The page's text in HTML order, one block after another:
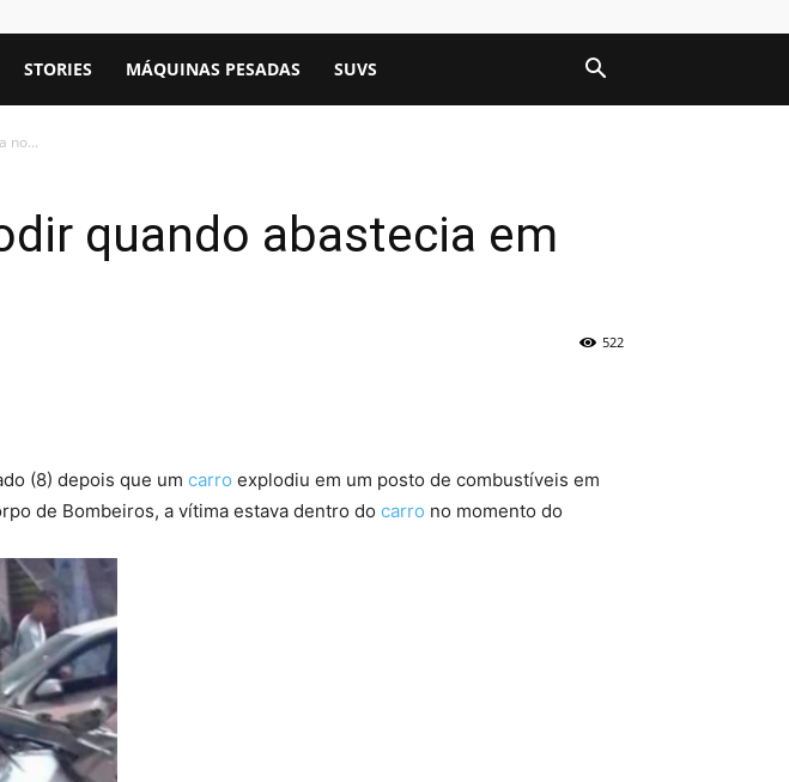
STORIES MÁQUINAS PESADAS SUVS
no...
quando abastecia em
522
(8) depois que um carro explodiu em um posto de combustíveis em
de Bombeiros, a vítima estava dentro do carro no momento do